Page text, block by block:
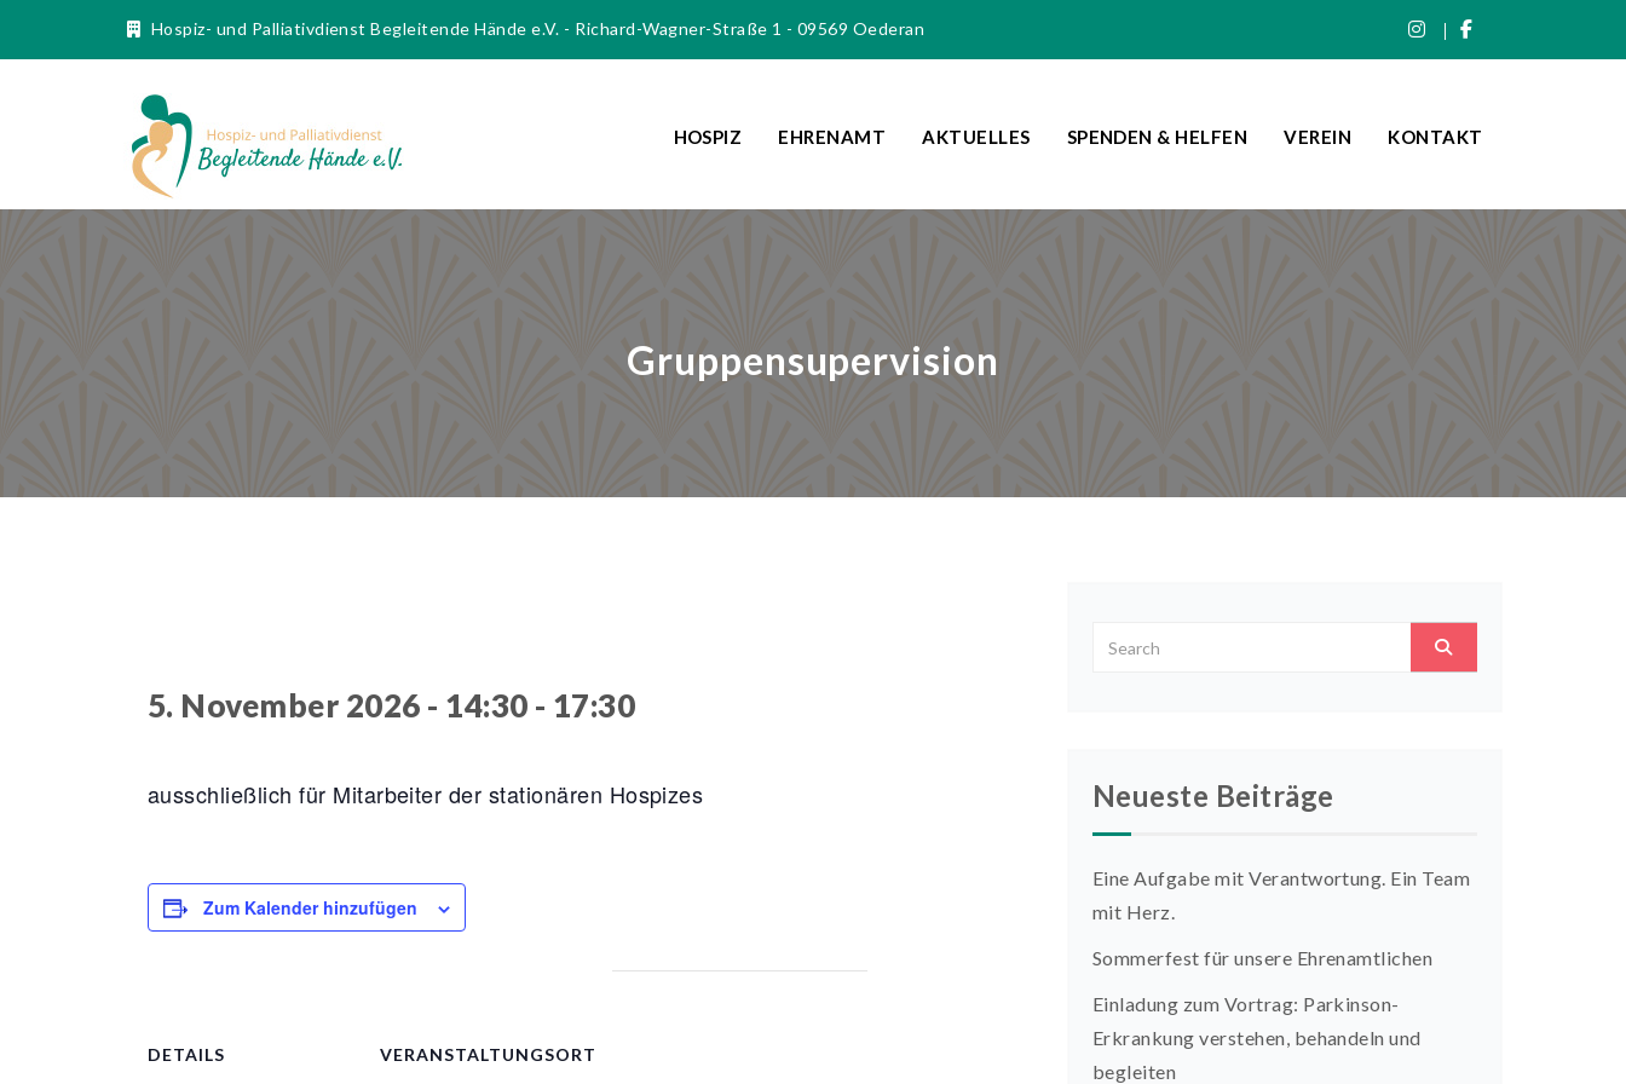
Hospiz- und Palliativdienst Begleitende Hände e.V. - Richard-Wagner-Straße 1 - 09569 Oederan
HOSPIZ EHRENAMT AKTUELLES SPENDEN & HELFEN VEREIN KONTAKT
Gruppensupervision
5. November 2026 - 14:30 - 17:30
ausschließlich für Mitarbeiter der stationären Hospizes
Zum Kalender hinzufügen
DETAILS VERANSTALTUNGSORT
Neueste Beiträge
Eine Aufgabe mit Verantwortung. Ein Team
mit Herz.
Sommerfest für unsere Ehrenamtlichen
Einladung zum Vortrag: Parkinson-
Erkrankung verstehen, behandeln und
begleiten